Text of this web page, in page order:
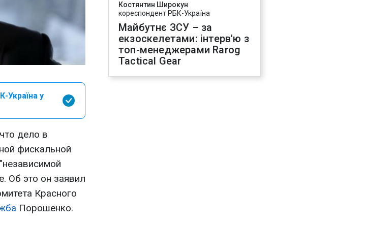
Україна у
дело в
фискальной
Об это он заявил
Красного
Порошенко.
Костянтин Широкун
кореспондент РБК-Україна
Майбутнє ЗСУ – за
екзоскелетами: інтерв'ю з
топ-менеджерами Rarog
Tactical Gear